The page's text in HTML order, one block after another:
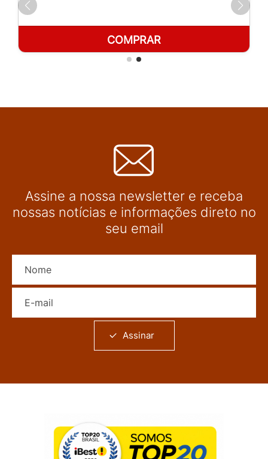
COMPRAR
Assine a nossa newsletter e receba
nossas notícias e informações direto no
seu email
Assinar